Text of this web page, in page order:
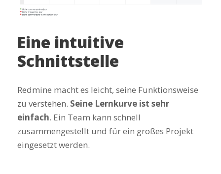
Eine intuitive
Schnittstelle
Redmine macht es leicht, seine Funktionsweise
zu verstehen. Seine Lernkurve ist sehr
einfach. Ein Team kann schnell
zusammengestellt und für ein großes Projekt
eingesetzt werden.